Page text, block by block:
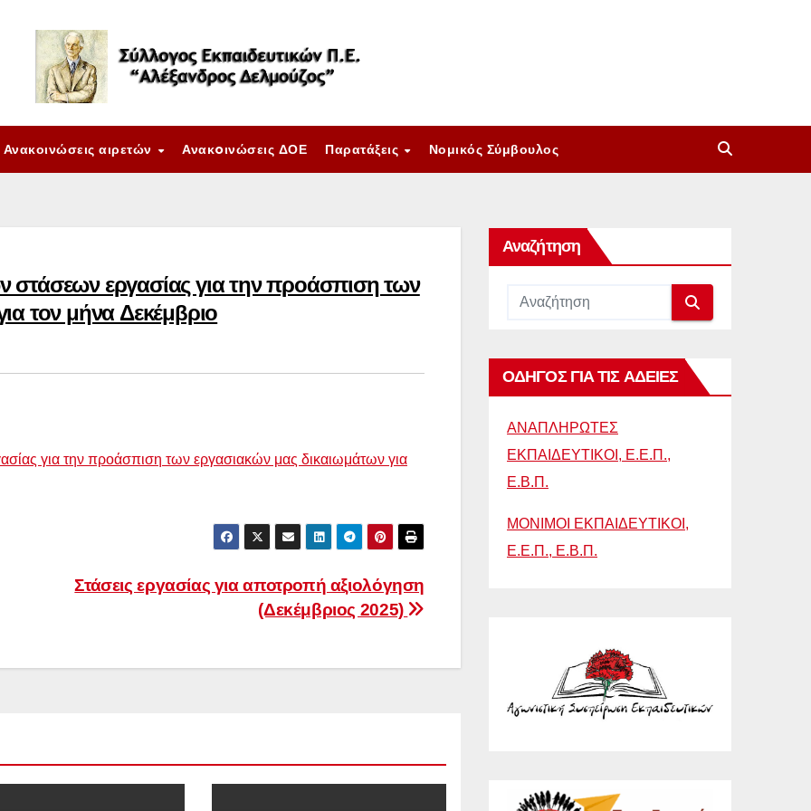
Ανακοινώσεις αιρετών Ανακoινώσεις ΔΟΕ Παρατάξεις Νομικός Σύμβουλος
στάσεων εργασίας για την προάσπιση των
τον μήνα Δεκέμβριο
για την προάσπιση των εργασιακών μας δικαιωμάτων για
Στάσεις εργασίας για αποτροπή αξιολόγηση
(Δεκέμβριος 2025)
Αναζήτηση
ΟΔΗΓΟΣ ΓΙΑ ΤΙΣ ΑΔΕΙΕΣ
ΑΝΑΠΛΗΡΩΤΕΣ
ΕΚΠΑΙΔΕΥΤΙΚΟΙ, Ε.Ε.Π.,
Ε.Β.Π.
ΜΟΝΙΜΟΙ ΕΚΠΑΙΔΕΥΤΙΚΟΙ,
Ε.Ε.Π., Ε.Β.Π.